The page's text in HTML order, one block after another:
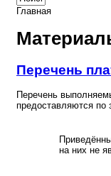
Главная
Перечень
Перечень
предоставляются по
на них не